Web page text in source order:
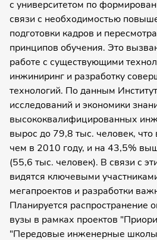
с университетом по
связи с необходимостью
подготовки кадров и
принципов обучения. Это
работе с существующими
инжиниринг и разработку
технологий. По данным
исследований и экономики
высококвалифицированных
вырос до 79,8 тыс. человек,
чем в 2010 году, и на 43,5%
(55,6 тыс. человек). В связи с
видятся ключевыми
мегапроектов и разработки
Планируется распространение
вузы в рамках проектов
"Передовые инженерные